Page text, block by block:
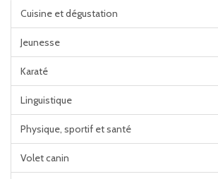
Cuisine et dégustation
Jeunesse
Karaté
Linguistique
Physique, sportif et santé
Volet canin